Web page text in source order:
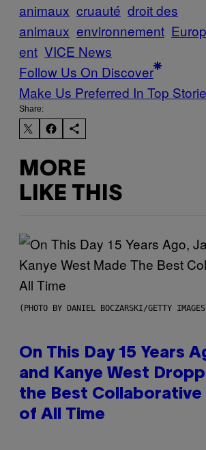
animaux cruauté droit des
animaux environnement
ent VICE News
Follow Us On Discover
Make Us Preferred In Top
Share:
MORE
LIKE THIS
(PHOTO BY DANIEL BOCZARSKI/GETTY
On This Day 15 Years
and Kanye West
the Best Collaborative
of All Time